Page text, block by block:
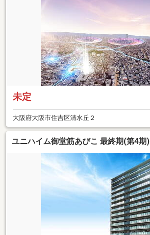
未定
大阪府大阪市住吉区清水丘２
ユニハイム御堂筋あびこ 最終期(第4期)